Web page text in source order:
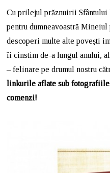
Cu prilejul prăznuirii Sfântului
pentru dumneavoastră
descoperi multe alte povești
îi cinstim de-a lungul anului,
– felinare pe drumul nostru
linkurile aflate sub
comenzi!